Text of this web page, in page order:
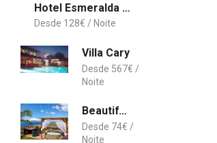
Hotel Esmeralda Holidays Apartments
128€
Villa Cary
567€
Beautiful Apartment Fontes
74€